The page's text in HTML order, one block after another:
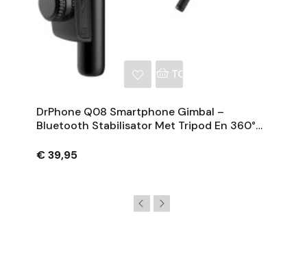
TOEVOEGEN AAN
DrPhone Q08 Smartphone Gimbal –
Bluetooth Stabilisator Met Tripod En 360°
€ 39,95